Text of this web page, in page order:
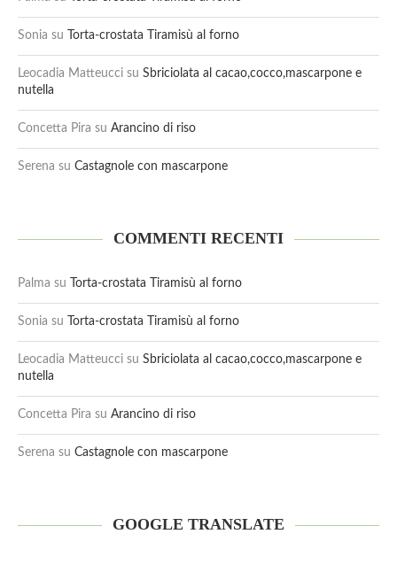
Sonia su Torta-crostata Tiramisù al forno
Leocadia Matteucci su Sbriciolata al cacao,cocco,mascarpone e
nutella
Concetta Pira su Arancino di riso
Serena su Castagnole con mascarpone
COMMENTI RECENTI
Palma su Torta-crostata Tiramisù al forno
Sonia su Torta-crostata Tiramisù al forno
Leocadia Matteucci su Sbriciolata al cacao,cocco,mascarpone e
nutella
Concetta Pira su Arancino di riso
Serena su Castagnole con mascarpone
GOOGLE TRANSLATE